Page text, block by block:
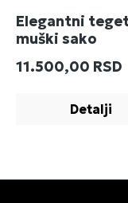
Elegantni
muški sako
Redovna cena:
11.500,00 RSD
Detalji